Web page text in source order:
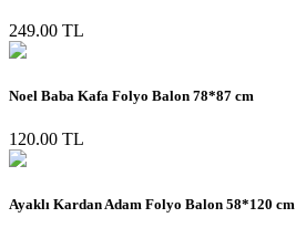
249.00 TL
Noel Baba Kafa Folyo Balon 78*87 cm
120.00 TL
Ayaklı Kardan Adam Folyo Balon 58*120 cm